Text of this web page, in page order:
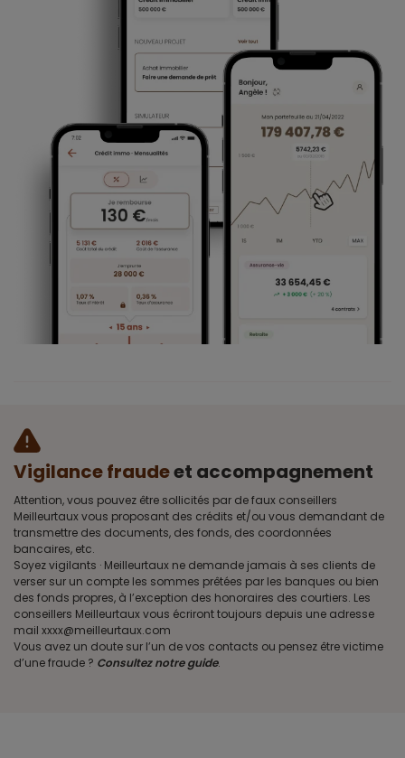
Vigilance fraudeet accompagnement
Attention, vous pouvez être sollicités par de faux conseillers
Meilleurtaux vous proposant des crédits et/ou vous demandant de
transmettre des documents, des fonds, des coordonnées
bancaires, etc.
Soyez vigilants · Meilleurtaux ne demande jamais à ses clients de
verser sur un compte les sommes prêtées par les banques ou bien
des fonds propres, à l’exception des honoraires des courtiers. Les
conseillers Meilleurtaux vous écriront toujours depuis une adresse
mail xxxx@meilleurtaux.com
Vous avez un doute sur l’un de vos contacts ou pensez être victime
d’une fraude ? Consultez notre guide.